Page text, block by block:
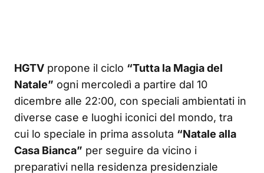
HGTV propone il ciclo “Tutta la Magia del
Natale” ogni mercoledì a partire dal 10
dicembre alle 22:00, con speciali ambientati in
diverse case e luoghi iconici del mondo, tra
cui lo speciale in prima assoluta “Natale alla
Casa Bianca” per seguire da vicino i
preparativi nella residenza presidenziale